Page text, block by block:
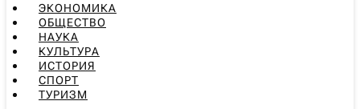
ЭКОНОМИКА
ОБЩЕСТВО
НАУКА
КУЛЬТУРА
ИСТОРИЯ
СПОРТ
ТУРИЗМ